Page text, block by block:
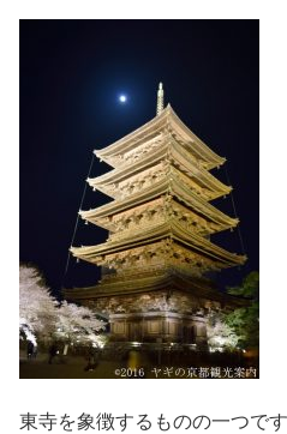
東寺を象徴するものの一つで